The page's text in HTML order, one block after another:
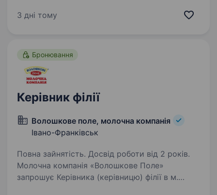
на вас. Ваша роль у команді: Керувати
3 дні тому
Бронювання
Керівник філії
Волошкове поле, молочна компанія
Івано-Франківськ
Повна зайнятість. Досвід роботи від 2 років.
Молочна компанія «Волошкове Поле»
запрошує Керівника (керівницю) філії в м.